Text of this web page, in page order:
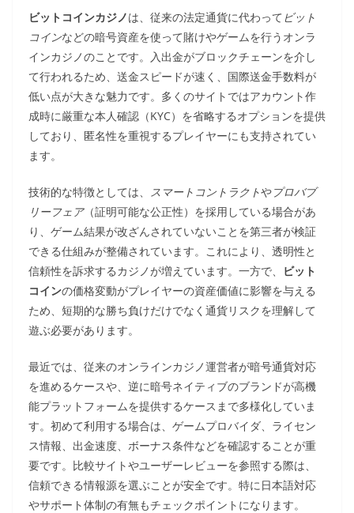
ビットコインカジノは、従来の法定通貨に代わって ビット
コインなどの暗号資産を使って賭けやゲームを行うオンラ
インカジノのことです。入出金がブロックチェーンを介し
て行われるため、送金スピードが速く、国際送金手数料が
低い点が大きな魅力です。多くのサイトではアカウント作
成時に厳重な本人確認（KYC）を省略するオプションを提供
しており、匿名性を重視するプレイヤーにも支持されてい
ます。
技術的な特徴としては、 スマートコントラクトやプロバブ
リーフェア（証明可能な公正性）を採用している場合があ
り、ゲーム結果が改ざんされていないことを第三者が検証
できる仕組みが整備されています。これにより、透明性と
信頼性を訴求するカジノが増えています。一方で、
ビット
コインの価格変動がプレイヤーの資産価値に影響を与える
ため、短期的な勝ち負けだけでなく通貨リスクを理解して
遊ぶ必要があります。
最近では、従来のオンラインカジノ運営者が暗号通貨対応
を進めるケースや、逆に暗号ネイティブのブランドが高機
能プラットフォームを提供するケースまで多様化していま
す。初めて利用する場合は、ゲームプロバイダ、ライセン
ス情報、出金速度、ボーナス条件などを確認することが重
要です。比較サイトやユーザーレビューを参照する際は、
信頼できる情報源を選ぶことが安全です。特に日本語対応
やサポート体制の有無もチェックポイントになります。